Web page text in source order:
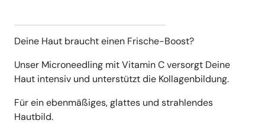
Deine Haut braucht einen Frische-Boost?
Unser Microneedling mit Vitamin C versorgt Deine
Haut intensiv und unterstützt die Kollagenbildung.
Für ein ebenmäßiges, glattes und strahlendes
Hautbild.